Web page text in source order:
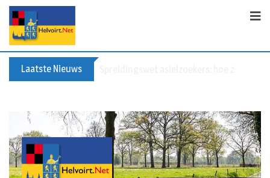
Laatste Nieuws